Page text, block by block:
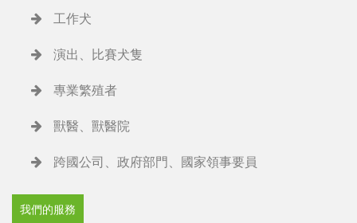
工作犬
演出、比賽犬隻
專業繁殖者
獸醫、獸醫院
跨國公司、政府部門、國家領事要員
我們的服務